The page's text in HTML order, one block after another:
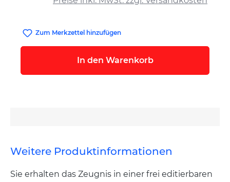
Zum Merkzettel hinzufügen
In den Warenkorb
Weitere Produktinformationen
Sie erhalten das Zeugnis in einer frei editierbaren